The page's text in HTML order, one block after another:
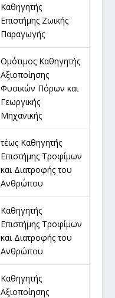
Καθηγητής
Επιστήμης Ζωικής
Παραγωγής
Ομότιμος Καθηγητής
Αξιοποίησης
Φυσικών Πόρων και
Γεωργικής
Μηχανικής
τέως Καθηγητής
Επιστήμης Τροφίμων
και Διατροφής του
Ανθρώπου
Καθηγητής
Επιστήμης Τροφίμων
και Διατροφής του
Ανθρώπου
Καθηγητής
Αξιοποίησης